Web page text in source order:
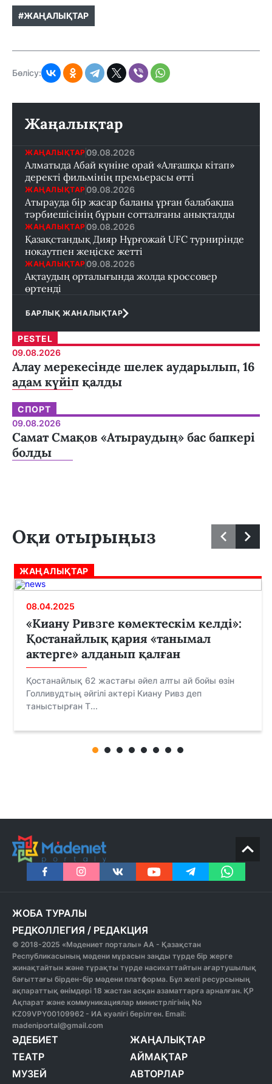
#ЖАҢАЛЫҚТАР
Бөлісу:
Жаңалықтар
ЖАҢАЛЫҚТАР 09.08.2026
Алматыда Абай күніне орай «Алғашқы кітап»
деректі фильмінің премьерасы өтті
ЖАҢАЛЫҚТАР 09.08.2026
Атырауда бір жасар баланы ұрған балабақша
тәрбиешісінің бұрын сотталғаны анықталды
ЖАҢАЛЫҚТАР 09.08.2026
Қазақстандық Дияр Нұрғожай UFC турнирінде
нокаутпен жеңіске жетті
ЖАҢАЛЫҚТАР 09.08.2026
Ақтаудың орталығында жолда кроссовер
өртенді
БАРЛЫҚ ЖАНАЛЫҚТАР
PESTEL
09.08.2026
Алау мерекесінде шелек аударылып, 16
адам күйіп қалды
СПОРТ
09.08.2026
Самат Смақов «Атыраудың» бас бапкері
болды
Оқи отырыңыз
ЖАҢАЛЫҚТАР
08.04.2025
«Киану Ривзге көмектескім келді»:
Қостанайлық қария «танымал
актерге» алданып қалған
Қостанайлық 62 жастағы әйел алты ай бойы өзін
Голливудтың әйгілі актері Киану Ривз деп
таныстырған T...
ЖОБА ТУРАЛЫ
РЕДКОЛЛЕГИЯ / РЕДАКЦИЯ
© 2018-2025 «Мәдениет порталы» АА - Қазақстан
Республикасының мәдени мұрасын заңды түрде бір жерге
жинақтайтын және тұрақты түрде насихаттайтын ағартушылық
бағыттағы бірден-бір мәдени платформа. Бұл желі ресурсының
ақпараттық өнімдері 18 жастан асқан азаматтарға арналған. ҚР
Ақпарат және коммуникациялар министрлігінің No
KZ09VPY00109962 - ИА куәлігі берілген. Email:
madeniportal@gmail.com
ӘДЕБИЕТ
ТЕАТР
МУЗЕЙ
ЖАҢАЛЫҚТАР
АЙМАҚТАР
АВТОРЛАР